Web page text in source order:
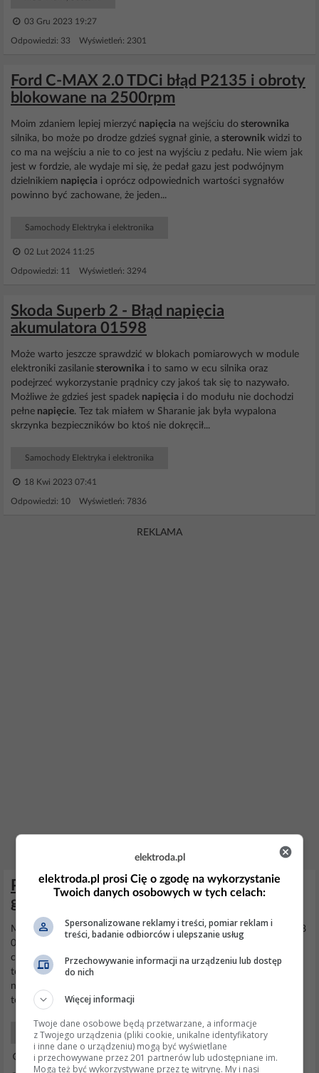
03 Gru 2023 19:27
Odpowiedzi: 33 Wyświetleń: 2301
Ford C-MAX 2.0 TDCi błąd P2135 i obroty
blokowane na 2500rpm
Moim zdaniem lepiej mierzyć napięcia na wejściu do sterownika
silnika, bo może po drodze gdzieś sygnał ginie, a sterownik widzi to
co ma na wejściu a nie to co jest na wyjściu z pedału. Nie wiem jak
jest w fordzie, ale wydaje mi się, że pedał gazu jest podwójnym
dzielnikiem napięcia i oprócz odpowiednich wartości sygnałów
powinno być zachowane, że jeden...
Samochody Elektryka i elektronika
02 Lut 2024 11:25
Odpowiedzi: 11 Wyświetleń: 3294
Skoda Superb 2 - Błąd napięcia
akumulatora 01598
Może warto jeszcze sprawdzić w blokach pomiarowych w module
elektroniki zasilanie sterownika i to samo w ecu silnika oraz
podejrzeć wykorzystanie prądnicy czy jakoś tak się to nazywało.
Możliwe że gdzieś jest spadek napięcia i do modułu nie dochodzi
pełne napięcie. Tez tak miałem w Sharanie jak była wypalona
skrzynka bezpieczników bo ktoś nie dokręcił...
Samochody Elektryka i elektronika
18 Kwi 2023 07:41
Odpowiedzi: 10 Wyświetleń: 7836
REKLAMA
Peugeot Citroen - Uzupełnienie AdBlue w
grupie PSA kontrolka UREA
Mam podobny problem z AdBlue w C4 Grand Picasso -błąd
P20E8
00 (niepoprawne ciśnienie AdBlue) Początkowo objawiało się to
chwilowymi zapaleniami lampki "Urea" orazbłędami
towarzyszącymi (błędne
napięcia
testu ciśnienia okazywało się, że wynosi ono 6 barów więc...
Samochody Mechanika
02 Lip 2026 14:32
elektroda.pl
elektroda.pl prosi Cię o zgodę na wykorzystanie
Twoich danych osobowych w tych celach:
Spersonalizowane reklamy i treści, pomiar reklam i
treści, badanie odbiorców i ulepszanie usług
Przechowywanie informacji na urządzeniu lub dostęp
do nich
Więcej informacji
Twoje dane osobowe będą przetwarzane, a informacje
z Twojego urządzenia (pliki cookie, unikalne identyfikatory
i inne dane o urządzeniu) mogą być wyświetlane
i przechowywane przez 201 partnerów lub udostępniane im.
Mogą też być wykorzystywane przez tę witrynę. My i nasi